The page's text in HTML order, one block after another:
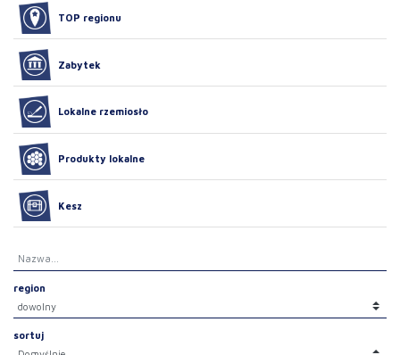
TOP regionu
Zabytek
Lokalne rzemiosło
Produkty lokalne
Kesz
region
sortuj